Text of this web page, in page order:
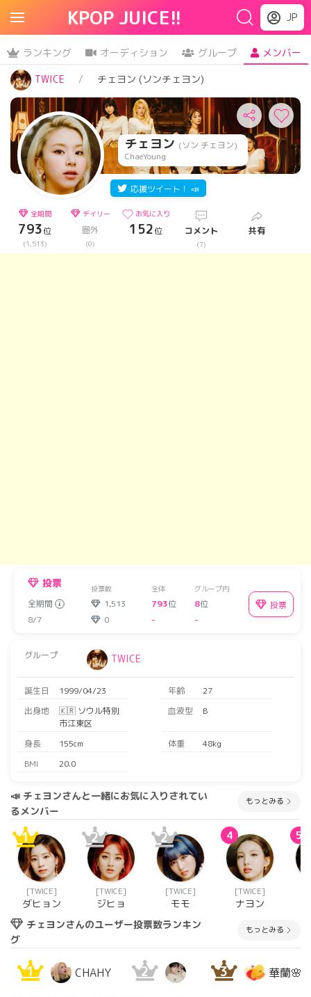
KPOP JUICE!! JP
ランキング オーディション グループ
メンバー
TWICE
チェヨン (ソンチェヨン)
チェヨン (ソン チェヨン)
ChaeYoung
応援ツイート！ 📣
全期間
793位
(1,513)
デイリー
圏外
(0)
お気に入り
152位 コメント
(7)
共有
投票 投票数 全体 グループ内
全期間 1,513 793位 8位
8/7
0 - -
投票
グループ TWICE
誕生日 1999/04/23 年齢
27
出身地
🇰🇷 ソウル特別
市江東区
血液型 B
身長 155cm 体重
48kg
BMI
20.0
📣 チェヨンさんと一緒にお気に入りされてい
るメンバー
もっとみる
1
[TWICE]
ダヒョン
2
[TWICE]
ジヒョ
2
[TWICE]
モモ
4
[TWICE]
ナヨン
5
チェヨンさんのユーザー投票数ランキン
グ
もっとみる
1 CHAHY 2 3 華蘭🌸️